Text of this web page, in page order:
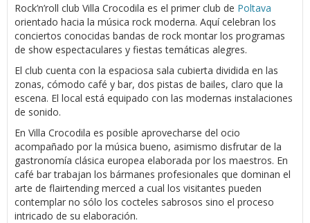
Rock’n’roll club Villa Crocodila es el primer club de Poltava
orientado hacia la música rock moderna. Aquí celebran los
conciertos conocidas bandas de rock montar los programas
de show espectaculares y fiestas temáticas alegres.
El club cuenta con la espaciosa sala cubierta dividida en las
zonas, cómodo café y bar, dos pistas de bailes, claro que la
escena. El local está equipado con las modernas instalaciones
de sonido.
En Villa Crocodila es posible aprovecharse del ocio
acompañado por la música bueno, asimismo disfrutar de la
gastronomía clásica europea elaborada por los maestros. En
café bar trabajan los bármanes profesionales que dominan el
arte de flairtending merced a cual los visitantes pueden
contemplar no sólo los cocteles sabrosos sino el proceso
intricado de su elaboración.